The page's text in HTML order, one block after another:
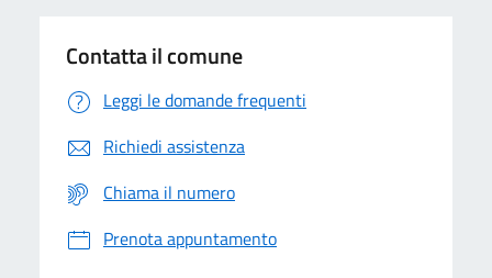
Contatta il comune
Leggi le domande frequenti
Richiedi assistenza
Chiama il numero
Prenota appuntamento